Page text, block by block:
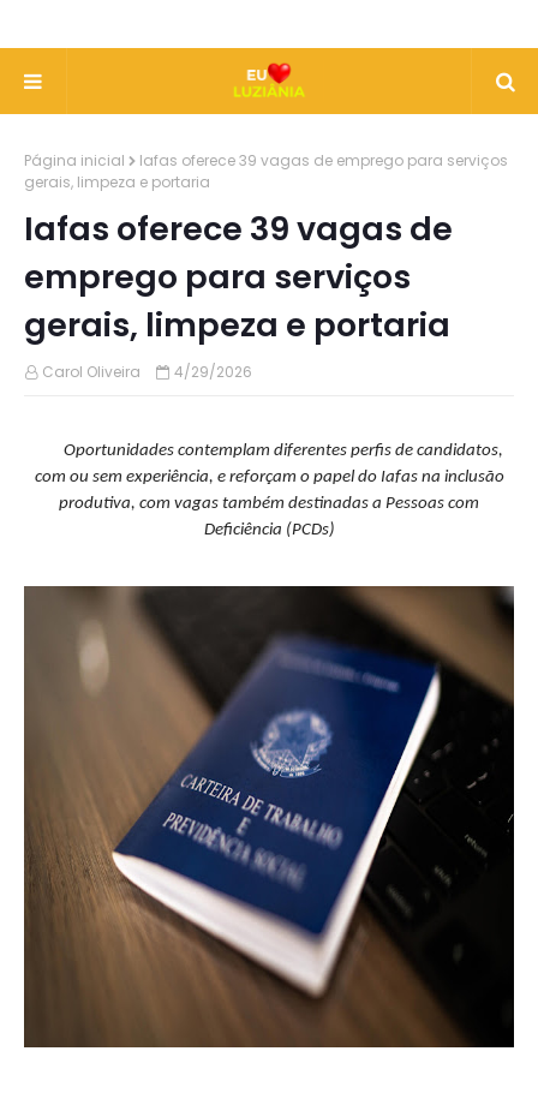
Página inicial
Iafas oferece 39 vagas de emprego para serviços
gerais, limpeza e portaria
Iafas oferece 39 vagas de
emprego para serviços
gerais, limpeza e portaria
Carol Oliveira 4/29/2026
Oportunidades contemplam diferentes perfis de candidatos,
com ou sem experiência, e reforçam o papel do Iafas na inclusão
produtiva, com vagas também destinadas a Pessoas com
Deficiência (PCDs)